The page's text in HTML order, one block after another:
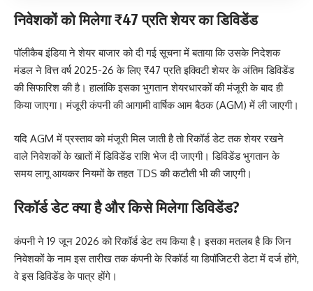
निवेशकों को मिलेगा ₹47 प्रति शेयर का डिविडेंड
पॉलीकैब इंडिया ने शेयर बाजार को दी गई सूचना में बताया कि उसके निदेशक
मंडल ने वित्त वर्ष 2025-26 के लिए ₹47 प्रति इक्विटी शेयर के अंतिम डिविडेंड
की सिफारिश की है। हालांकि इसका भुगतान शेयरधारकों की मंजूरी के बाद ही
किया जाएगा। मंजूरी कंपनी की आगामी वार्षिक आम बैठक (AGM) में ली जाएगी।
यदि AGM में प्रस्ताव को मंजूरी मिल जाती है तो रिकॉर्ड डेट तक शेयर रखने
वालेनिवेशकोंके खातों में डिविडेंड राशि भेज दी जाएगी। डिविडेंड भुगतान के
समय लागू आयकर नियमों के तहत TDS की कटौती भी की जाएगी।
रिकॉर्ड डेट क्या है और किसे मिलेगा डिविडेंड?
कंपनी ने 19 जून 2026 को रिकॉर्ड डेट तय किया है। इसका मतलब है कि जिन
निवेशकों के नाम इस तारीख तक कंपनी के रिकॉर्ड या डिपॉजिटरी डेटा में दर्ज होंगे,
वे इस डिविडेंड के पात्र होंगे।